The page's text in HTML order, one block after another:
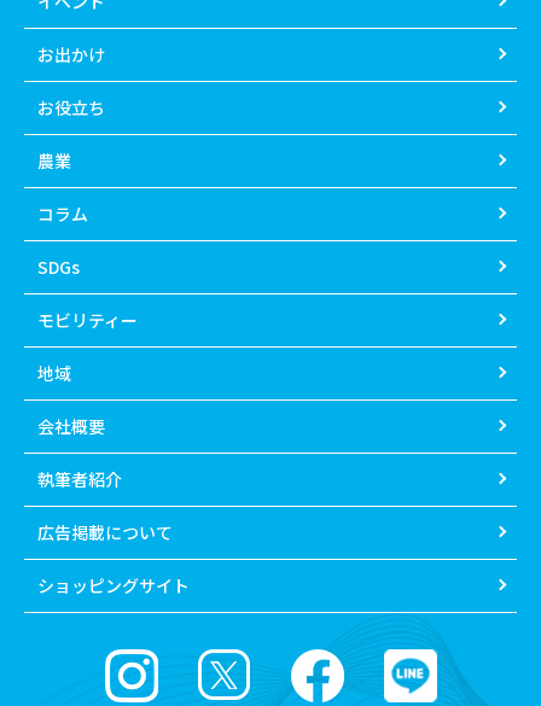
お出かけ
お役立ち
農業
コラム
SDGs
モビリティー
地域
会社概要
執筆者紹介
広告掲載について
ショッピングサイト